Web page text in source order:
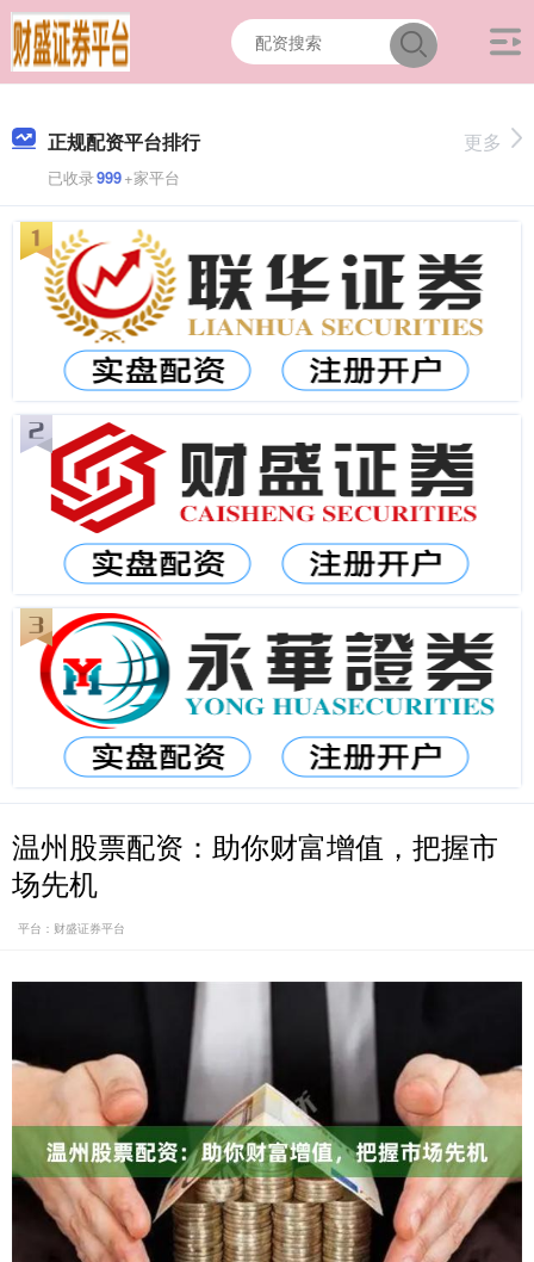
正规配资平台排行
已收录999+家平台
更多
温州股票配资：助你财富增值，把握市
场先机
平台：财盛证券平台